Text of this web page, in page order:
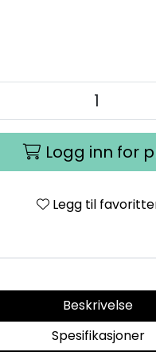
Logg inn for
Legg til
Beskrivelse
Spesifikasjoner